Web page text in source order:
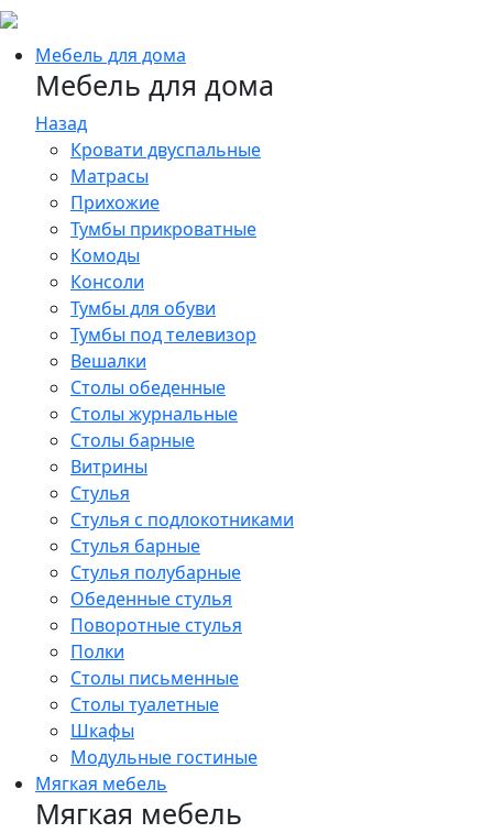
Мебель для дома
Мебель для дома
Назад
Кровати двуспальные
Матрасы
Прихожие
Тумбы прикроватные
Комоды
Консоли
Тумбы для обуви
Тумбы под телевизор
Вешалки
Столы обеденные
Столы журнальные
Столы барные
Витрины
Стулья
Стулья с подлокотниками
Стулья барные
Стулья полубарные
Обеденные стулья
Поворотные стулья
Полки
Столы письменные
Столы туалетные
Шкафы
Модульные гостиные
Мягкая мебель
Мягкая мебель